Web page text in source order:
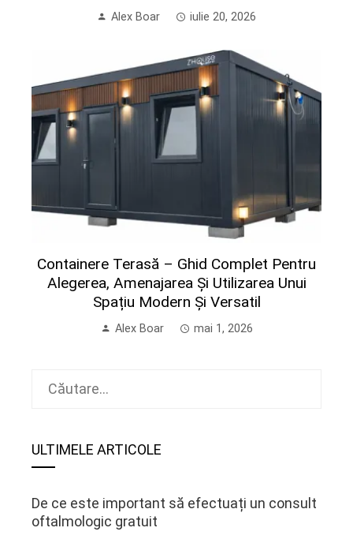
Alex Boar iulie 20, 2026
Containere Terasă – Ghid Complet Pentru
Alegerea, Amenajarea Și Utilizarea Unui
Spațiu Modern Și Versatil
Alex Boar mai 1, 2026
Caută
ULTIMELE ARTICOLE
De ce este important să efectuați un consult
oftalmologic gratuit